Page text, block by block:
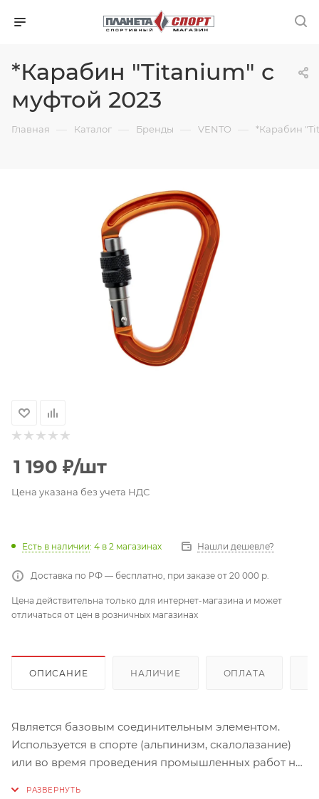
*Карабин "Titanium" с
муфтой 2023
Главная — Каталог — Бренды — VENTO — *Карабин
1 190 ₽/шт
Цена указана без учета НДС
Есть в наличии: 4 в 2 магазинах Нашли дешевле?
Доставка по РФ — бесплатно, при заказе от 20 000 р.
Цена действительна только для интернет-магазина и может
отличаться от цен в розничных магазинах
ОПИСАНИЕ НАЛИЧИЕ ОПЛАТА
Является базовым соединительным элементом.
Используется в спорте (альпинизм, скалолазание)
или во время проведения промышленных работ на